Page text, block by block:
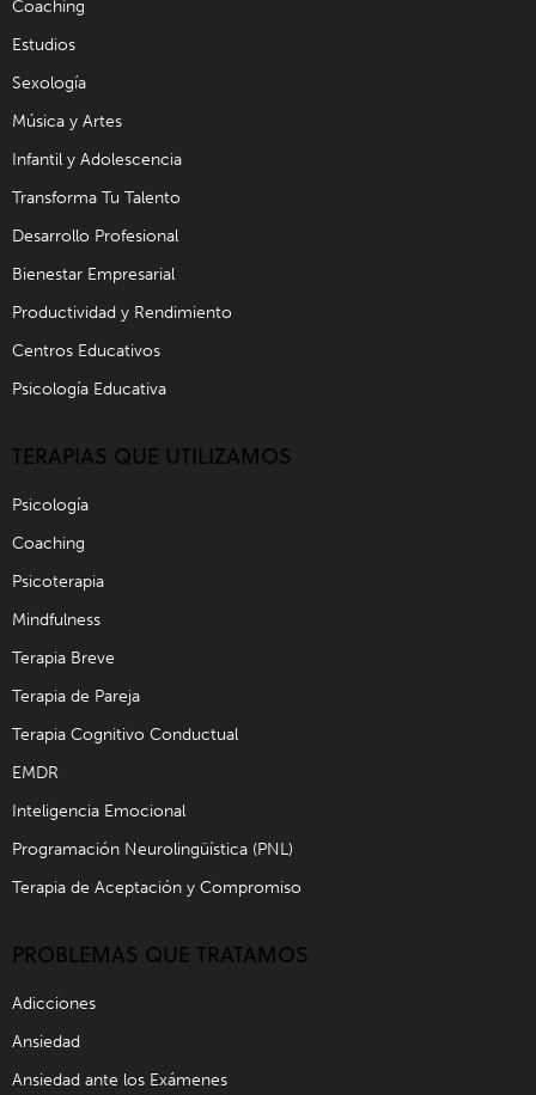
Coaching
Estudios
Sexología
Música y Artes
Infantil y Adolescencia
Transforma Tu Talento
Desarrollo Profesional
Bienestar Empresarial
Productividad y Rendimiento
Centros Educativos
Psicología Educativa
TERAPIAS QUE UTILIZAMOS
Psicología
Coaching
Psicoterapia
Mindfulness
Terapia Breve
Terapia de Pareja
Terapia Cognitivo Conductual
EMDR
Inteligencia Emocional
Programación Neurolingüística (PNL)
Terapia de Aceptación y Compromiso
PROBLEMAS QUE TRATAMOS
Adicciones
Ansiedad
Ansiedad ante los Exámenes